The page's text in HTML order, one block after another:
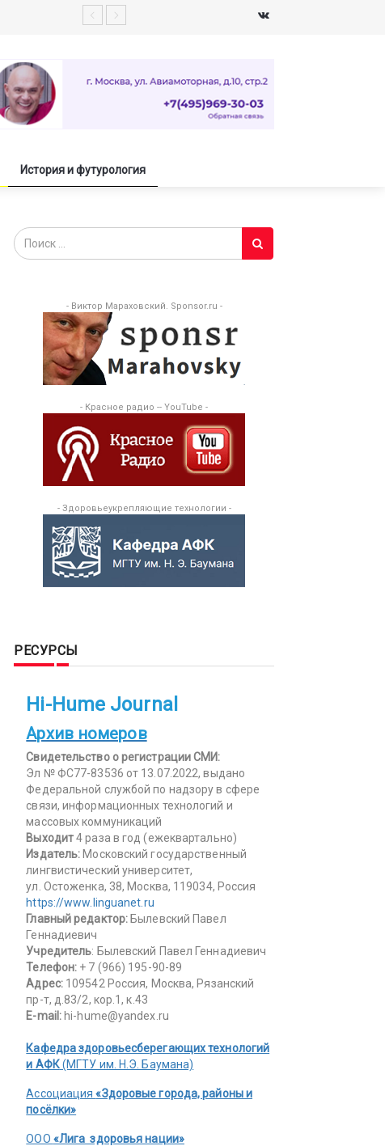
История и футурология
- Виктор Мараховский. Sponsor.ru -
- Красное радио -- YouTube -
- Здоровьеукрепляющие технологии -
РЕСУРСЫ
Hi-Hume Journal
Архив номеров
Свидетельство о регистрации СМИ:
Эл № ФС77-83536 от 13.07.2022, выдано
Федеральной службой по надзору в сфере
связи, информационных технологий и
массовых коммуникаций
Выходит4 раза в год (ежеквартально)
Издатель: Московский государственный
лингвистический университет,
ул. Остоженка, 38, Москва, 119034, Россия
https://www.linguanet.ru
Главный редактор: Былевский Павел
Геннадиевич
Учредитель: Былевский Павел Геннадиевич
Телефон: + 7 (966) 195-90-89
Адрес: 109542 Россия, Москва, Рязанский
пр-т, д.83/2, кор.1, к.43
E-mail: hi-hume@yandex.ru
Кафедра здоровьесберегающих технологий
и АФК(МГТУ им. Н.Э. Баумана)
Ассоциация«Здоровые города, районы и
посёлки»
ООО «Лига здоровья нации»